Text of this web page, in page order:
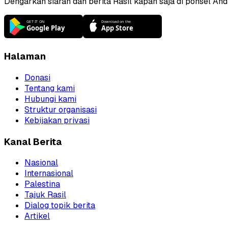
Halaman
Donasi
Tentang kami
Hubungi kami
Struktur organisasi
Kebijakan privasi
Kanal Berita
Nasional
Internasional
Palestina
Tajuk Rasil
Dialog topik berita
Artikel